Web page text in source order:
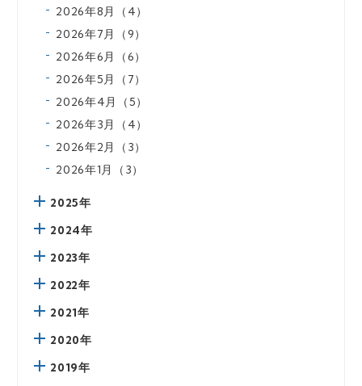
2026年8月（4）
2026年7月（9）
2026年6月（6）
2026年5月（7）
2026年4月（5）
2026年3月（4）
2026年2月（3）
2026年1月（3）
2025年
2024年
2023年
2022年
2021年
2020年
2019年